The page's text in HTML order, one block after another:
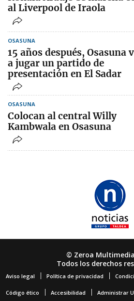
al Liverpool de Iraola
OSASUNA
15 años después, Osasuna
a jugar un partido de
presentación en El Sadar
OSASUNA
Colocan al central Willy
Kambwala en Osasuna
© Zeroa
Todos los derechos
Aviso legal Política de privacidad
Código ético Accesibilidad Administrar